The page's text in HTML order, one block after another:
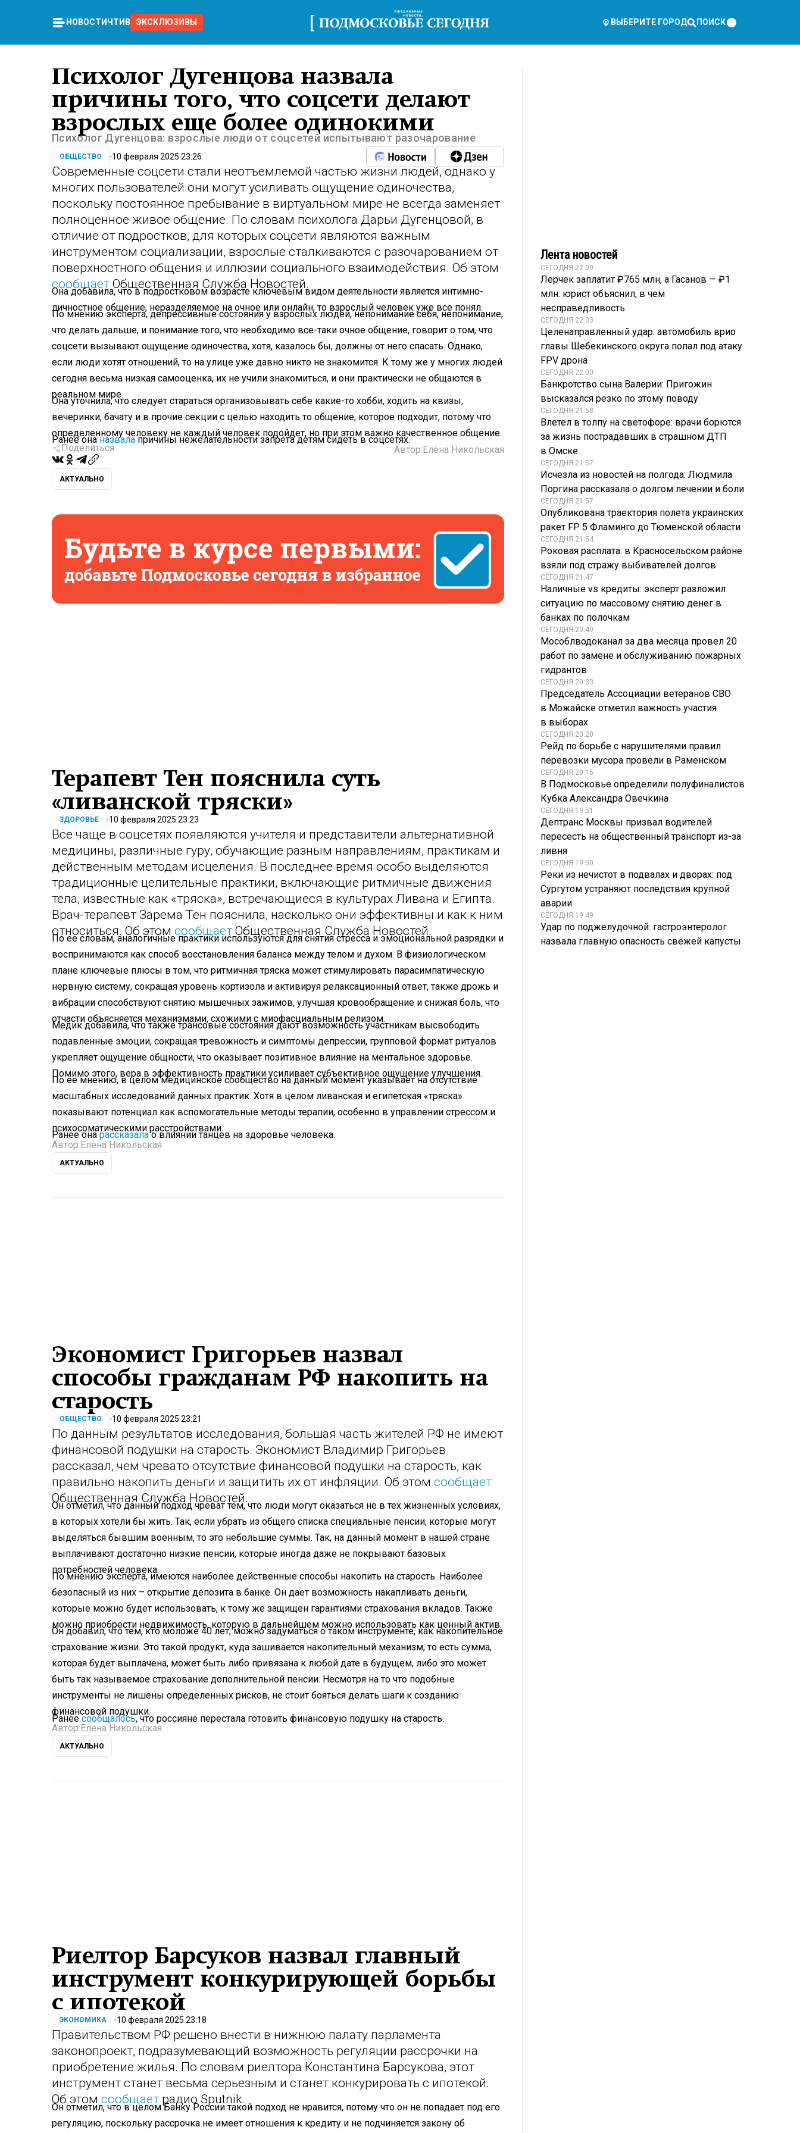
НОВОСТИ ЧТИВО ЭКСКЛЮЗИВЫ ВЫБЕРИТЕ ГОРОД ПОИСК
Психолог Дугенцова назвала
причины того, что соцсети делают
взрослых еще более одинокими
Психолог Дугенцова: взрослые люди от соцсетей испытывают разочарование
ОБЩЕСТВО 10 февраля 2025 23:26
Современные соцсети стали неотъемлемой частью жизни людей, однако у
многих пользователей они могут усиливать ощущение одиночества,
поскольку постоянное пребывание в виртуальном мире не всегда заменяет
полноценное живое общение. По словам психолога Дарьи Дугенцовой, в
отличие от подростков, для которых соцсети являются важным
инструментом социализации, взрослые сталкиваются с разочарованием от
поверхностного общения и иллюзии социального взаимодействия. Об этом
сообщает Общественная Служба Новостей.
Она добавила, что в подростковом возрасте ключевым видом деятельности является интимно-
личностное общение, неразделяемое на очное или онлайн, то взрослый человек уже все понял.
По мнению эксперта, депрессивные состояния у взрослых людей, непонимание себя, непонимание,
что делать дальше, и понимание того, что необходимо все-таки очное общение, говорит о том, что
соцсети вызывают ощущение одиночества, хотя, казалось бы, должны от него спасать. Однако,
если люди хотят отношений, то на улице уже давно никто не знакомится. К тому же у многих людей
сегодня весьма низкая самооценка, их не учили знакомиться, и они практически не общаются в
реальном мире.
Она уточнила, что следует стараться организовывать себе какие-то хобби, ходить на квизы,
вечеринки, бачату и в прочие секции с целью находить то общение, которое подходит, потому что
определенному человеку не каждый человек подойдет, но при этом важно качественное общение.
Ранее онаназвалапричины нежелательности запрета детям сидеть в соцсетях.
Поделиться Автор:Елена Никольская
АКТУАЛЬНО
Терапевт Тен пояснила суть
«ливанской тряски»
ЗДОРОВЬЕ 10 февраля 2025 23:23
Все чаще в соцсетях появляются учителя и представители альтернативной
медицины, различные гуру, обучающие разным направлениям, практикам и
действенным методам исцеления. В последнее время особо выделяются
традиционные целительные практики, включающие ритмичные движения
тела, известные как «тряска», встречающиеся в культурах Ливана и Египта.
Врач-терапевт Зарема Тен пояснила, насколько они эффективны и как к ним
относиться. Об этом сообщает Общественная Служба Новостей.
По ее словам, аналогичные практики используются для снятия стресса и эмоциональной разрядки и
воспринимаются как способ восстановления баланса между телом и духом. В физиологическом
плане ключевые плюсы в том, что ритмичная тряска может стимулировать парасимпатическую
нервную систему, сокращая уровень кортизола и активируя релаксационный ответ, также дрожь и
вибрации способствуют снятию мышечных зажимов, улучшая кровообращение и снижая боль, что
отчасти объясняется механизмами, схожими с миофасциальным релизом.
Медик добавила, что также трансовые состояния дают возможность участникам высвободить
подавленные эмоции, сокращая тревожность и симптомы депрессии, групповой формат ритуалов
укрепляет ощущение общности, что оказывает позитивное влияние на ментальное здоровье.
Помимо этого, вера в эффективность практики усиливает субъективное ощущение улучшения.
По ее мнению, в целом медицинское сообщество на данный момент указывает на отсутствие
масштабных исследований данных практик. Хотя в целом ливанская и египетская «тряска»
показывают потенциал как вспомогательные методы терапии, особенно в управлении стрессом и
психосоматическими расстройствами.
Ранее онарассказалао влиянии танцев на здоровье человека.
Автор: Елена Никольская
АКТУАЛЬНО
Экономист Григорьев назвал
способы гражданам РФ накопить на
старость
ОБЩЕСТВО 10 февраля 2025 23:21
По данным результатов исследования, большая часть жителей РФ не имеют
финансовой подушки на старость. Экономист Владимир Григорьев
рассказал, чем чревато отсутствие финансовой подушки на старость, как
правильно накопить деньги и защитить их от инфляции. Об этом сообщает
Общественная Служба Новостей.
Он отметил, что данный подход чреват тем, что люди могут оказаться не в тех жизненных условиях,
в которых хотели бы жить. Так, если убрать из общего списка специальные пенсии, которые могут
выделяться бывшим военным, то это небольшие суммы. Так, на данный момент в нашей стране
выплачивают достаточно низкие пенсии, которые иногда даже не покрывают базовых
потребностей человека.
По мнению эксперта, имеются наиболее действенные способы накопить на старость. Наиболее
безопасный из них – открытие депозита в банке. Он дает возможность накапливать деньги,
которые можно будет использовать, к тому же защищен гарантиями страхования вкладов. Также
можно приобрести недвижимость, которую в дальнейшем можно использовать как ценный актив.
Он добавил, что тем, кто моложе 40 лет, можно задуматься о таком инструменте, как накопительное
страхование жизни. Это такой продукт, куда зашивается накопительный механизм, то есть сумма,
которая будет выплачена, может быть либо привязана к любой дате в будущем, либо это может
быть так называемое страхование дополнительной пенсии. Несмотря на то что подобные
инструменты не лишены определенных рисков, не стоит бояться делать шаги к созданию
финансовой подушки.
Ранеесообщалось, что россияне перестала готовить финансовую подушку на старость.
Автор: Елена Никольская
АКТУАЛЬНО
Риелтор Барсуков назвал главный
инструмент конкурирующей борьбы
с ипотекой
ЭКОНОМИКА 10 февраля 2025 23:18
Правительством РФ решено внести в нижнюю палату парламента
законопроект, подразумевающий возможность регуляции рассрочки на
приобретение жилья. По словам риелтора Константина Барсукова, этот
инструмент станет весьма серьезным и станет конкурировать с ипотекой.
Об этом сообщает радио Sputnik.
Он отметил, что в целом Банку России такой подход не нравится, потому что он не попадает под его
регуляцию, поскольку рассрочка не имеет отношения к кредиту и не подчиняется закону об
Лента новостей
СЕГОДНЯ 22:09
Лерчек заплатит ₽765 млн, а Гасанов — ₽1
млн: юрист объяснил, в чем
несправедливость
СЕГОДНЯ 22:03
Целенаправленный удар: автомобиль врио
главы Шебекинского округа попал под атаку
FPV дрона
СЕГОДНЯ 22:00
Банкротство сына Валерии: Пригожин
высказался резко по этому поводу
СЕГОДНЯ 21:58
Влетел в толпу на светофоре: врачи борются
за жизнь пострадавших в страшном ДТП
в Омске
СЕГОДНЯ 21:57
Исчезла из новостей на полгода: Людмила
Поргина рассказала о долгом лечении и боли
СЕГОДНЯ 21:57
Опубликована траектория полета украинских
ракет FP 5 Фламинго до Тюменской области
СЕГОДНЯ 21:54
Роковая расплата: в Красносельском районе
взяли под стражу выбивателей долгов
СЕГОДНЯ 21:47
Наличные vs кредиты: эксперт разложил
ситуацию по массовому снятию денег в
банках по полочкам
СЕГОДНЯ 20:49
Мособлводоканал за два месяца провел 20
работ по замене и обслуживанию пожарных
гидрантов
СЕГОДНЯ 20:33
Председатель Ассоциации ветеранов СВО
в Можайске отметил важность участия
в выборах
СЕГОДНЯ 20:20
Рейд по борьбе с нарушителями правил
перевозки мусора провели в Раменском
СЕГОДНЯ 20:15
В Подмосковье определили полуфиналистов
Кубка Александра Овечкина
СЕГОДНЯ 19:51
Дептранс Москвы призвал водителей
пересесть на общественный транспорт из-за
ливня
СЕГОДНЯ 19:50
Реки из нечистот в подвалах и дворах: под
Сургутом устраняют последствия крупной
аварии
СЕГОДНЯ 19:49
Удар по поджелудочной: гастроэнтеролог
назвала главную опасность свежей капусты